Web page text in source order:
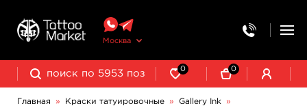
Москва
0 0
Главная » Краски татуировочные » Gallery Ink
»